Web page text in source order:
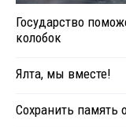
Государство
колобок
Ялта, мы вместе!
Сохранить память